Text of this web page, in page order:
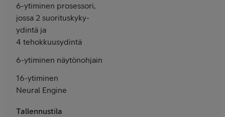
6-ytiminen prosessori,
jossa 2 suorituskyky-
ydintä ja
4 tehokkuus­ydintä
6-ytiminen näytönohjain
16-ytiminen
Neural Engine
Tallennustila